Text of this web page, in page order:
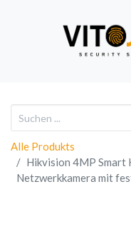
Alle Produkts
Hikvision 4MP
Netzwerkkamera mit